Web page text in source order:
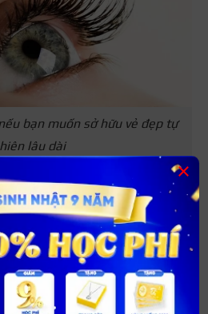
bạn muốn sở hữu vẻ đẹp tự
lâu dài
keo nối mi và xử lý keo nối mi bị
liên quan
sẽ giải đáp đến bạn một số
quan đến công nghệ nối mi sinh
×